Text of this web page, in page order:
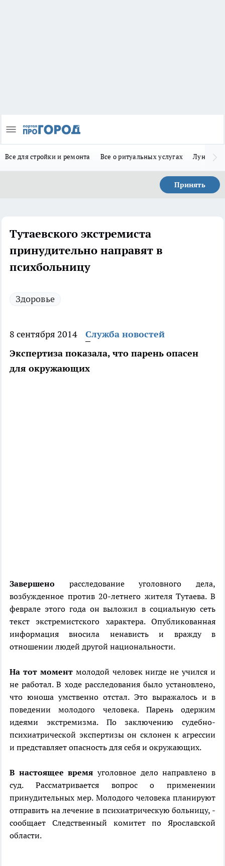
Все для стройки и ремонта Все о ритуальных услугах Лунно-
Принять
Тутаевского экстремиста
принудительно направят в
психбольницу
Здоровье
8 сентября 2014
Служба новостей
Экспертиза показала, что парень опасен
для окружающих
Завершено расследование уголовного дела,
возбужденное против 20-летнего жителя Тутаева. В
феврале этого года он выложил в социальную сеть
текст экстремистского характера. Опубликованная
информация вносила ненависть и вражду в
отношении людей другой национальности.
На тот моментмолодой человек нигде не учился и
не работал. В ходе расследования было установлено,
что юноша умственно отстал. Это выражалось и в
поведении молодого человека. Парень одержим
идеями экстремизма. По заключению судебно-
психиатрической экспертизы он склонен к агрессии
и представляет опасность для себя и окружающих.
В настоящее время уголовное дело направлено в
суд. Рассматривается вопрос о применении
принудительных мер. Молодого человека планируют
отправить на лечение в психиатрическую больницу, -
сообщает Следственный комитет по Ярославской
области.